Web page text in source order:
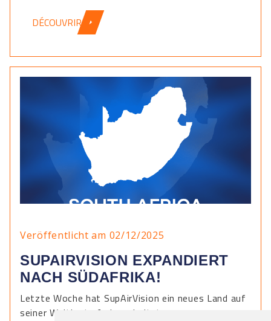
DÉCOUVRIR
Veröffentlicht am 02/12/2025
SUPAIRVISION EXPANDIERT
NACH SÜDAFRIKA!
Letzte Woche hat SupAirVision ein neues Land auf
seiner Weltkarte freigeschaltet.